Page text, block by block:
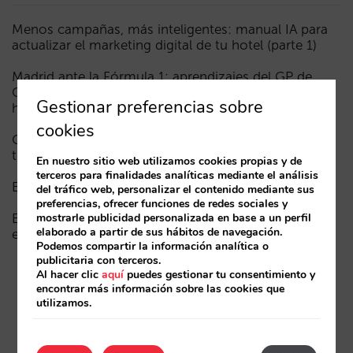
Menos campañas, más inteligentes: manual IA para
actualizar el marketing digital de tu hotel (parte 1)
Madrid ante la Fórmula 1: aprendizajes del GP de
Catalunya y del GP de Ciudad de México para los
hoteles
Cómo aparece un hotel en los asistentes de IA: las
tres capas de visibilidad
El fin de la era “Book on Metasearch”
El funnel en la IA está roto. La clave para arreglarlo
está en la fase de consideración
Gestionar preferencias sobre
cookies
En nuestro sitio web utilizamos cookies propias y de
terceros para finalidades analíticas mediante el análisis
del tráfico web, personalizar el contenido mediante sus
preferencias, ofrecer funciones de redes sociales y
mostrarle publicidad personalizada en base a un perfil
elaborado a partir de sus hábitos de navegación.
Podemos compartir la información analítica o
publicitaria con terceros.
Al hacer clicaquípuedes gestionar tu consentimiento y
encontrar más información sobre las cookies que
utilizamos.